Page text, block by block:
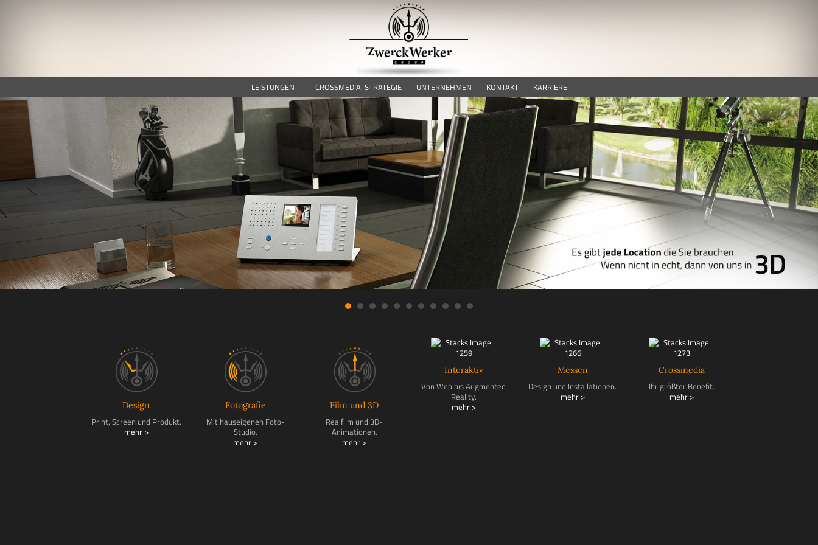
LEISTUNGEN CROSSMEDIA-STRATEGIE UNTERNEHMEN KONTAKT KARRIERE
Design
Print, Screen und Produkt.
mehr >
Fotografie
Mit hauseigenen Foto-
Studio.
mehr >
Film und 3D
Realfilm und 3D-
Animationen.
mehr >
Interaktiv
Von Web bis Augmented
Reality.
mehr >
Messen
Design und Installationen.
mehr >
Crossmedia
Ihr größter Benefit.
mehr >